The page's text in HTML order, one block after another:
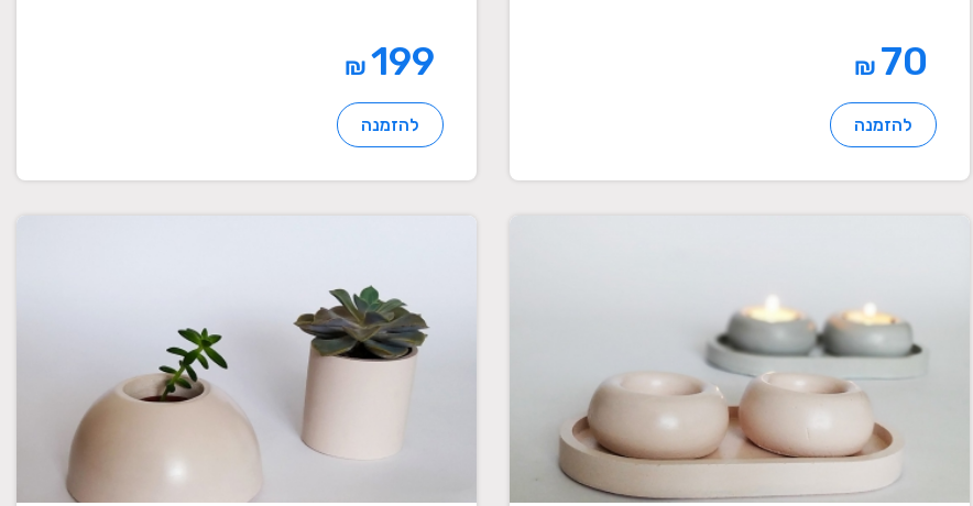
₪
להזמנה
₪
להזמנה